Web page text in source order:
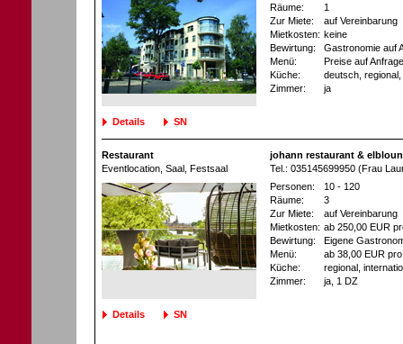
Details SN
Räume:
1
Zur Miete:
auf Vereinbarung
Mietkosten: keine
Bewirtung:
Gastronomie auf
Menü:
Preise auf Anfrage
Küche:
deutsch,
Zimmer:
ja
Restaurant
Eventlocation , Saal, Festsaal
johann restaurant &
Tel.: 035145699950 (Frau
Details SN
Personen:
10 - 120
Räume:
3
Zur Miete:
auf Vereinbarung
Mietkosten: ab 250,00 EUR
Bewirtung:
Eigene
Menü:
ab 38,00 EUR
Küche:
regional,
Zimmer:
ja , 1 DZ